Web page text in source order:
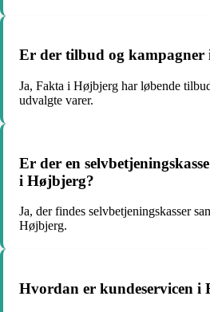
Er der tilbud og
Ja, Fakta i Højbjerg har løbende
udvalgte varer.
Er der en
i Højbjerg?
Ja, der findes selvbetjeningskasser
Højbjerg.
Hvordan er kundeservicen i